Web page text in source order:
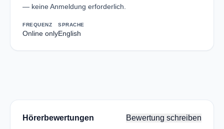
— keine Anmeldung erforderlich.
FREQUENZ
Online only
SPRACHE
English
Hörerbewertungen Bewertung schreiben